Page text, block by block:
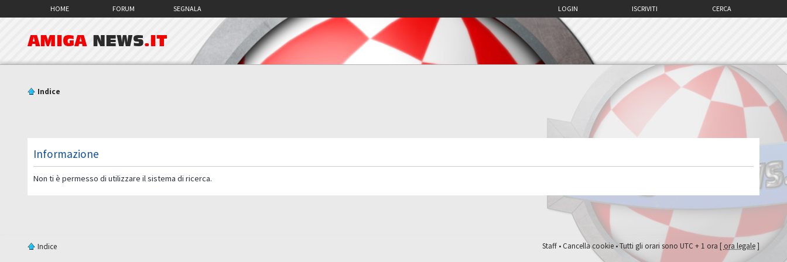
HOME FORUM SEGNALA CERCA
ISCRIVITI
LOGIN
AMIGA NEWS.IT
Indice
Informazione
Non ti è permesso di utilizzare il sistema di ricerca.
Indice Staff•Cancella cookie• Tutti gli orari sono UTC + 1 ora [ ora legale]